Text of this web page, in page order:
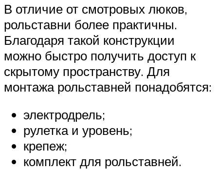
В отличие от смотровых люков,
рольставни более практичны.
Благодаря такой конструкции
можно быстро получить доступ к
скрытому пространству. Для
монтажа рольставней понадобятся:
электродрель;
рулетка и уровень;
крепеж;
комплект для рольставней.